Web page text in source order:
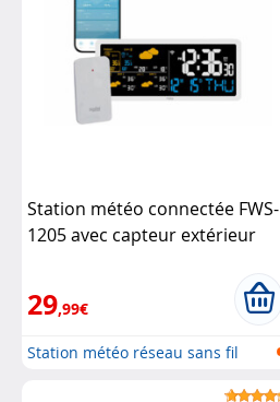
Station météo connectée FWS-
1205 avec capteur extérieur
29,99€
Station météo réseau sans fil